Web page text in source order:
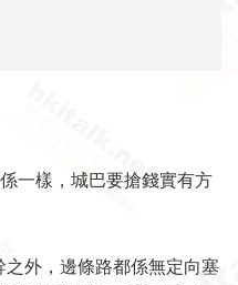
一樣，城巴要搶錢實有方
外，邊條路都係無定向塞